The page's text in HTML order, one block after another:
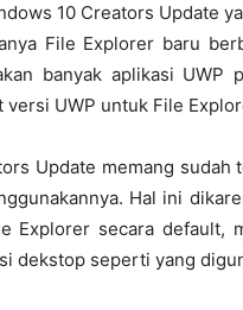
10 Creators Update
File Explorer baru
banyak aplikasi UWP
UWP untuk File
Update memang
Hal ini
Explorer secara default,
dekstop seperti yang